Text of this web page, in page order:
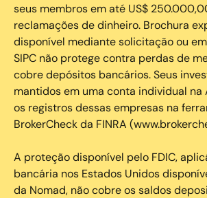
seus membros em até US$
reclamações de dinheiro. Brochura
disponível mediante solicitação ou
SIPC não protege contra perdas de
cobre depósitos bancários. Seus
mantidos em uma conta individual na
os registros dessas empresas na
BrokerCheck da FINRA
A proteção disponível pelo FDIC,
bancária nos Estados Unidos
da Nomad, não cobre os saldos